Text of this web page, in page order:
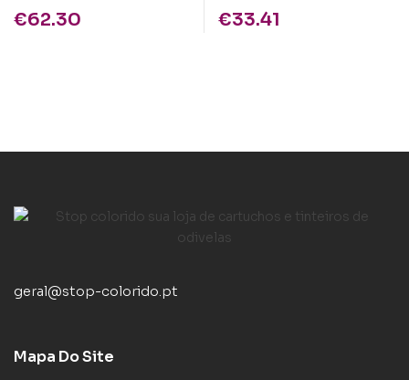
€62.30 €33.41
geral@stop-colorido.pt
Mapa Do Site